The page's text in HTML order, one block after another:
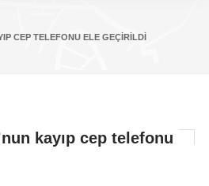
CEP TELEFONU ELE GEÇIRILDI
kayıp cep telefonu